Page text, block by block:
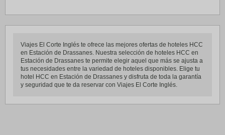
Viajes El Corte Inglés te ofrece las mejores ofertas de hoteles HCC
en Estación de Drassanes. Nuestra selección de hoteles HCC en
Estación de Drassanes te permite elegir aquel que más se ajusta a
tus necesidades entre la variedad de hoteles disponibles. Elige tu
hotel HCC en Estación de Drassanes y disfruta de toda la garantía
y seguridad que te da reservar con Viajes El Corte Inglés.